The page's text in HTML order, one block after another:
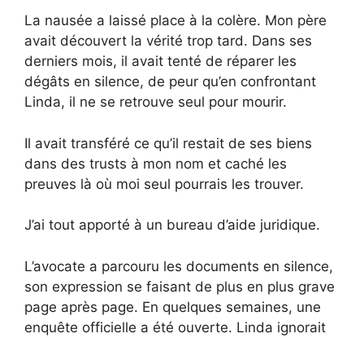
La nausée a laissé place à la colère. Mon père
avait découvert la vérité trop tard. Dans ses
derniers mois, il avait tenté de réparer les
dégâts en silence, de peur qu’en confrontant
Linda, il ne se retrouve seul pour mourir.
Il avait transféré ce qu’il restait de ses biens
dans des trusts à mon nom et caché les
preuves là où moi seul pourrais les trouver.
J’ai tout apporté à un bureau d’aide juridique.
L’avocate a parcouru les documents en silence,
son expression se faisant de plus en plus grave
page après page. En quelques semaines, une
enquête officielle a été ouverte. Linda ignorait